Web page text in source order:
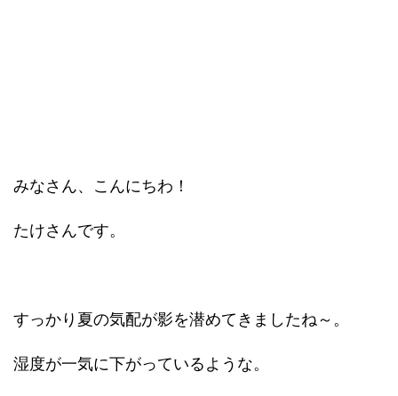
みなさん、こんにちわ！
たけさんです。
すっかり夏の気配が影を潜めてきましたね～。
湿度が一気に下がっているような。